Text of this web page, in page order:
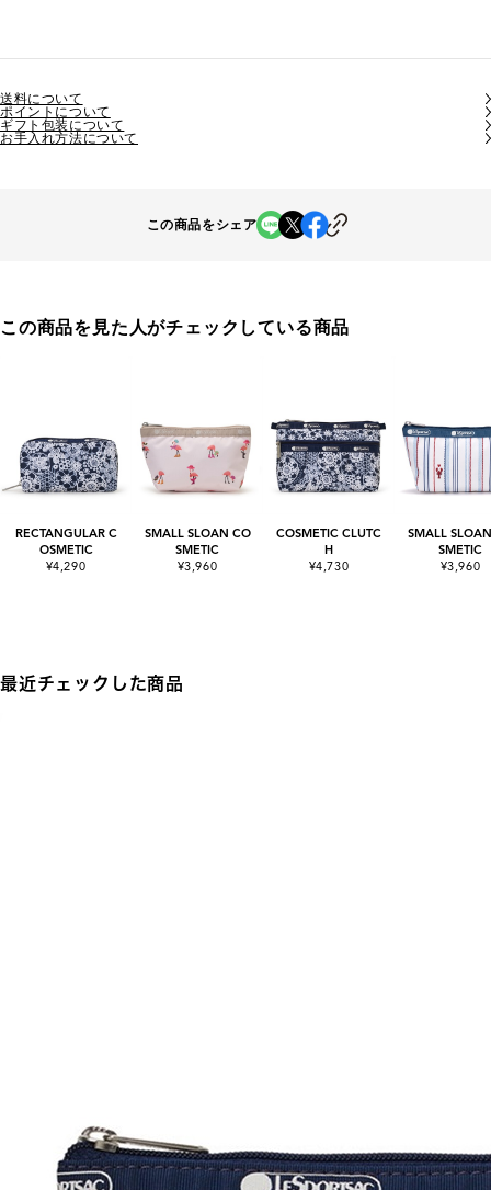
送料について
ポイントについて
ギフト包装について
お手入れ方法について
この商品をシェア
この商品を見た人がチェックしている商品
RECTANGULAR C
OSMETIC
¥4,290
SMALL SLOAN CO
SMETIC
¥3,960
COSMETIC CLUTC
H
¥4,730
SMALL
SMETIC
¥3,960
最近チェックした商品